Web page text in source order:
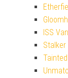
ISS
Stalker
Tainted